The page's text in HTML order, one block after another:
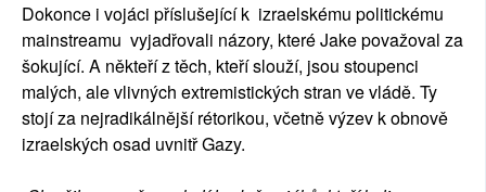
Dokonce i vojáci příslušející k izraelskému politickému
mainstreamu vyjadřovali názory, které Jake považoval za
šokující. A někteří z těch, kteří slouží, jsou stoupenci
malých, ale vlivných extremistických stran ve vládě. Ty
stojí za nejradikálnější rétorikou, včetně výzev k obnově
izraelských osad uvnitř Gazy.